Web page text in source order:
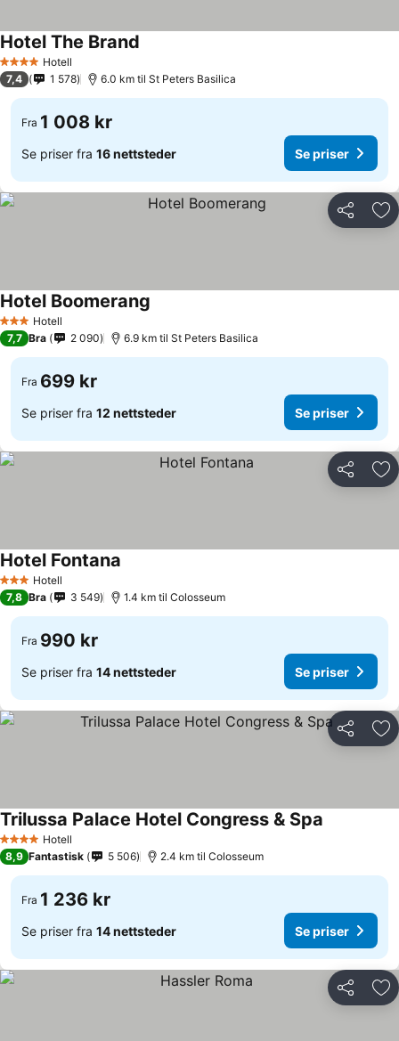
4 StjernerHotell
Hotel The Brand
7,4 1 578 6.0 km til St Peters Basilica
Fra 1 008 kr
Se priser fra 16 nettsteder Se priser
Del
3 StjernerHotell
Hotel Boomerang
7,7 Bra 2 090 6.9 km til St Peters Basilica
Fra 699 kr
Se priser fra 12 nettsteder Se priser
Del
3 StjernerHotell
Hotel Fontana
7,8 Bra 3 549 1.4 km til Colosseum
Fra 990 kr
Se priser fra 14 nettsteder Se priser
Del
4 StjernerHotell
Trilussa Palace Hotel Congress & Spa
8,9 Fantastisk 5 506 2.4 km til Colosseum
Fra 1 236 kr
Se priser fra 14 nettsteder Se priser
Del